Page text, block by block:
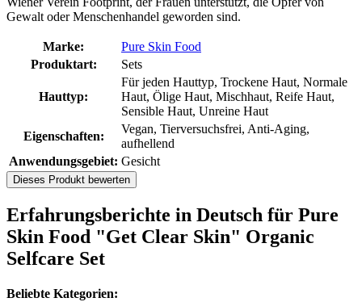
Gewalt oder Menschenhandel geworden sind.
Marke:
Pure Skin Food
Produktart:
Sets
Hauttyp:
Für jeden Hauttyp, Trockene Haut, Normale
Haut, Ölige Haut, Mischhaut, Reife Haut,
Sensible Haut, Unreine Haut
Eigenschaften:
Vegan, Tierversuchsfrei, Anti-Aging,
aufhellend
Anwendungsgebiet: Gesicht
Dieses Produkt bewerten
Erfahrungsberichte in Deutsch für Pure
Skin Food "Get Clear Skin" Organic
Selfcare Set
Beliebte Kategorien: